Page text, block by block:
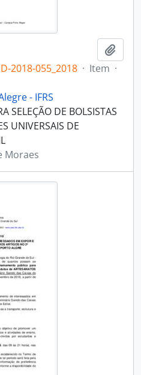
2018-055_2018 · Item ·
- IFRS
SELEÇÃO DE BOLSISTAS
UNIVERSAIS DE
Moraes